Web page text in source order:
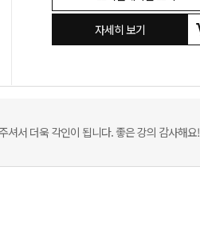
자세히 보기
셔서 더욱 각인이 됩니다. 좋은 강의 감사해요!